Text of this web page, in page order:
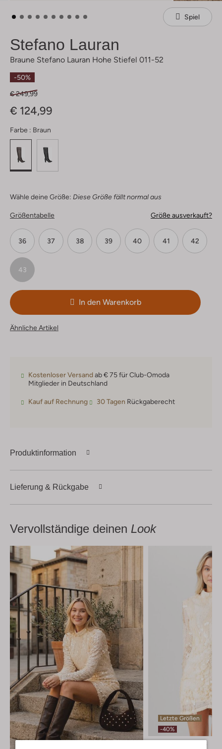
Spiel
Stefano Lauran
Braune Stefano Lauran Hohe Stiefel 011-52
-50%
€ 249,99
€ 124,99
Farbe : Braun
Wähle deine Größe: Diese Größe fällt normal aus
Größentabelle Größe ausverkauft?
36 37 38 39 40 41 42
43
In den Warenkorb
Ähnliche Artikel
Kostenloser Versandab € 75 für Club-Omoda
Mitglieder in Deutschland
Kauf auf Rechnung 30 Tagen Rückgaberecht
Produktinformation
Lieferung & Rückgabe
Vervollständige deinen Look
Letzte Größen
-40%
Second Female